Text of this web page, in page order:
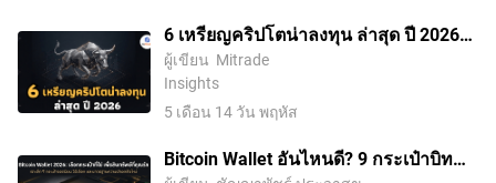
6 เหรียญคริปโตน่าลงทุน ล่าสุด ปี 2026
สำหรับมือใหม่ รับตลาดกระทิง
ผู้เขียน Mitrade
Insights
5 เดือน 14 วัน พฤหัส
Bitcoin Wallet อันไหนดี? 9 กระเป๋าบิท